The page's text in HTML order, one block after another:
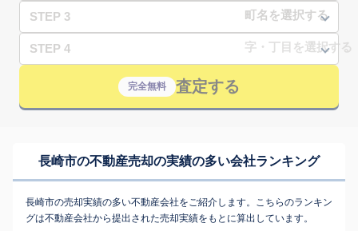
STEP 3
STEP 4
完全無料 査定する
長崎市の不動産売却の実績の多い会社ランキング
長崎市の売却実績の多い不動産会社をご紹介します。こちらのランキン
グは不動産会社から提出された売却実績をもとに算出しています。